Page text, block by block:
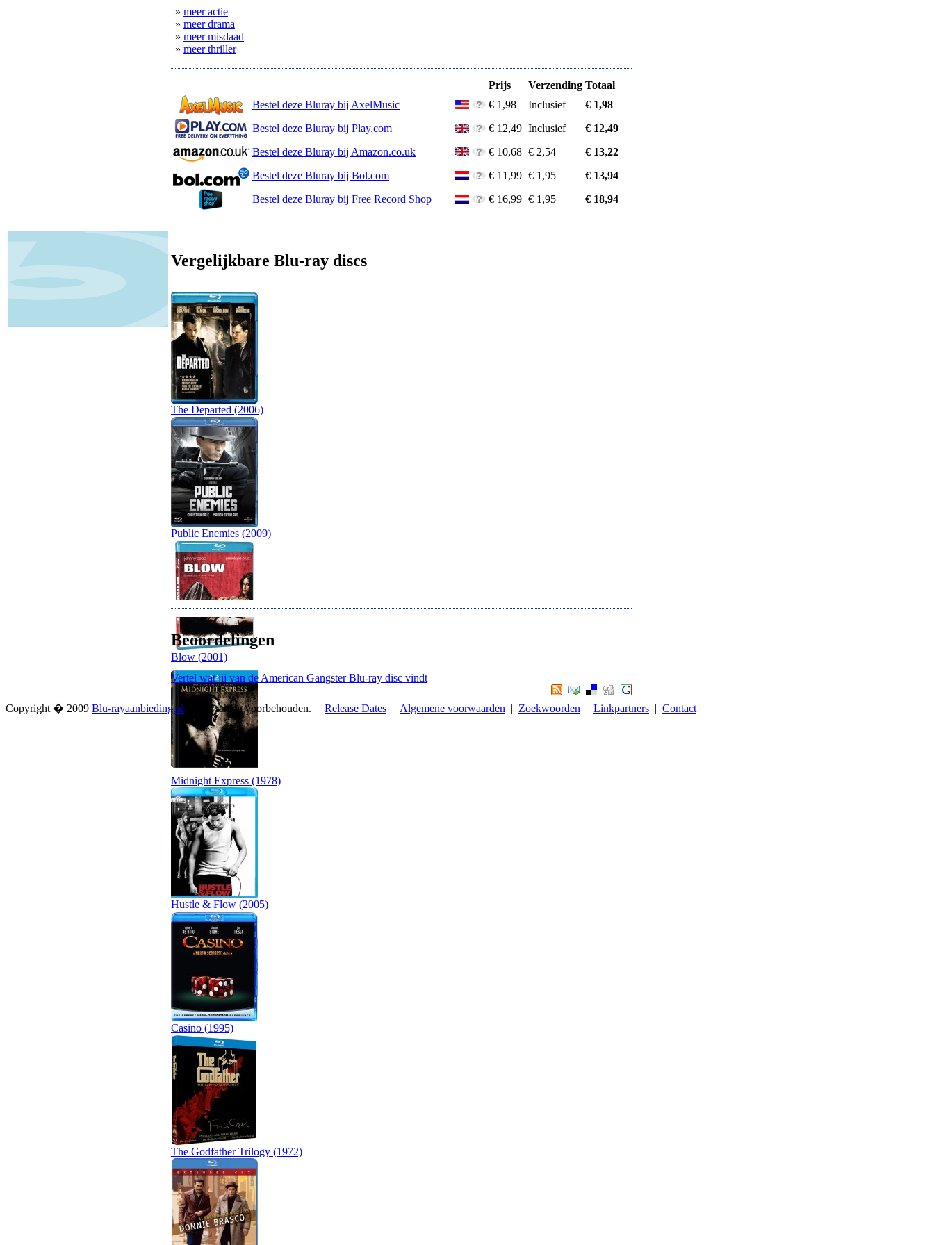
» meer actie
» meer drama
» meer misdaad
» meer thriller
Prijs Verzending Totaal
Bestel deze Bluray bij AxelMusic
€ 1,98 Inclusief
€ 1,98
Bestel deze Bluray bij Play.com
€ 12,49 Inclusief
€ 12,49
Bestel deze Bluray bij Amazon.co.uk
€ 10,68 € 2,54
€ 13,22
Bestel deze Bluray bij Bol.com
€ 11,99 € 1,95
€ 13,94
Bestel deze Bluray bij Free Record Shop
€ 16,99 € 1,95 € 18,94
Vergelijkbare Blu-ray discs
The Departed (2006)
Public Enemies (2009)
Blow (2001)
Midnight Express (1978)
Hustle & Flow (2005)
Casino (1995)
The Godfather Trilogy (1972)
Beoordelingen
Vertel wat jij van de American Gangster Blu-ray disc vindt
Copyright � 2009 Blu-rayaanbieding.nl . Alle rechten voorbehouden. | Release Dates | Algemene voorwaarden | Zoekwoorden | Linkpartners | Contact